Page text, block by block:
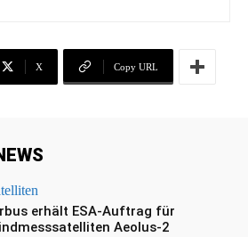
X Copy URL
erhält ESA-Auftrag für
Aeolus-2